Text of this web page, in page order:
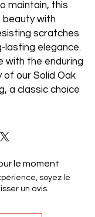
maintain, this
beauty with
scratches
lasting elegance.
with the enduring
of our Solid Oak
a classic choice
le moment
soyez le
un avis.